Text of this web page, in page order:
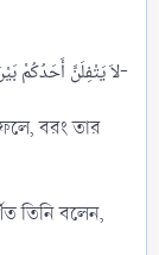
لاَ يَتْفِلَنَّ أَحَدُكُمْ بَيْنَ يَدَيْهِ وَلاَ عَنْ يَمِينِهِ، وَلَكِنْ عَنْ يَسَارِهِ أَوْ تَحْتَ رِجْلِهِ-​
বরং তার
তিনি বলেন,